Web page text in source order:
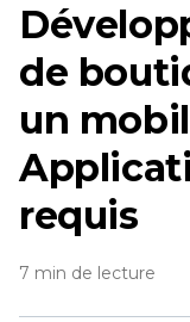
de
un
requis
7 min de lecture